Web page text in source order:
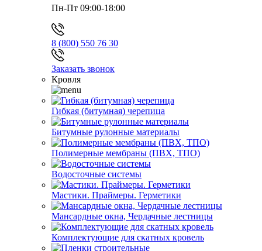
Пн-Пт 09:00-18:00
8 (800) 550 76 30
Заказать звонок
Кровля
Гибкая (битумная) черепица
Битумные рулонные материалы
Полимерные мембраны (ПВХ, ТПО)
Водосточные системы
Мастики. Праймеры. Герметики
Мансардные окна, Чердачные лестницы
Комплектующие для скатных кровель